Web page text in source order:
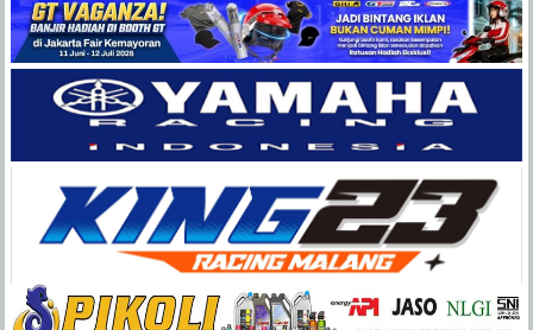
Balap
Paling
Lengkap